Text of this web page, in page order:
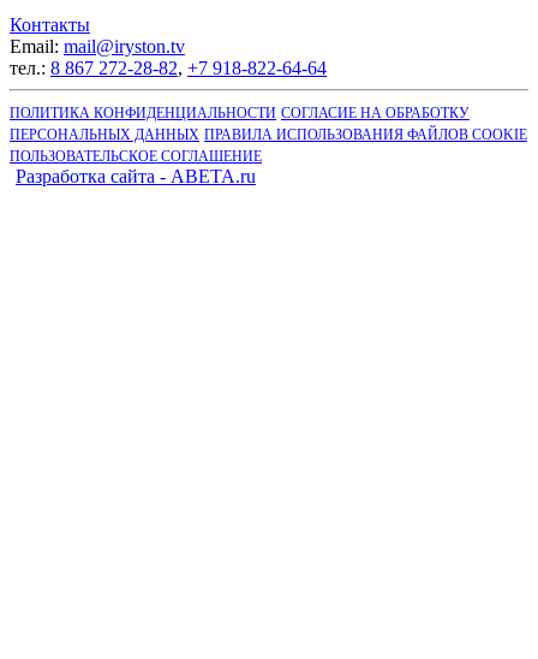
Контакты
Email: mail@iryston.tv
тел.: 8 867 272-28-82, +7 918-822-64-64
ПОЛИТИКА КОНФИДЕНЦИАЛЬНОСТИ СОГЛАСИЕ НА ОБРАБОТКУ
ПЕРСОНАЛЬНЫХ ДАННЫХ ПРАВИЛА ИСПОЛЬЗОВАНИЯ ФАЙЛОВ COOKIE
ПОЛЬЗОВАТЕЛЬСКОЕ СОГЛАШЕНИЕ
Разработка сайта - ABETA.ru